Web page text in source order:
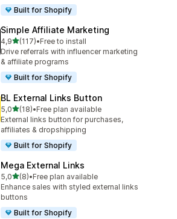
Built for Shopify
Simple Affiliate Marketing
4,9na 5 gwiazdek
(117)
Łączna liczba recenzji: 117
•Free to install
Drive referrals with influencer marketing
& affiliate programs
Built for Shopify
BL External Links Button
5,0na 5 gwiazdek
(18)
Łączna liczba recenzji: 18
•Free plan available
External links button for purchases,
affiliates & dropshipping
Built for Shopify
Mega External Links
5,0na 5 gwiazdek
(8)
Łączna liczba recenzji: 8
•Free plan available
Enhance sales with styled external links
buttons
Built for Shopify